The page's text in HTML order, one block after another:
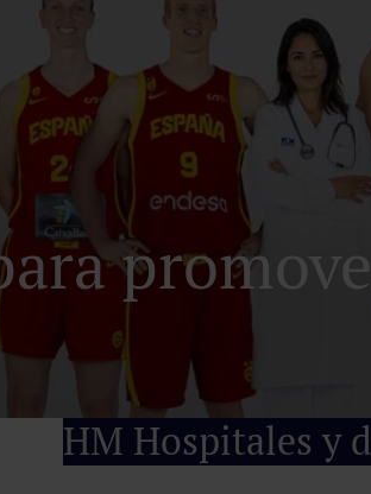
HM Hospitales y